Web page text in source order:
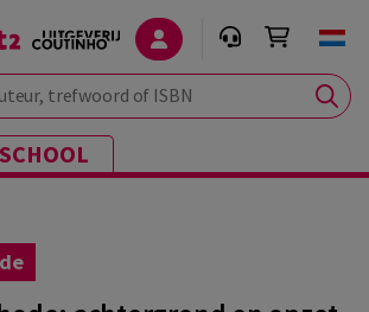
trefwoord of ISBN
SCHOOL